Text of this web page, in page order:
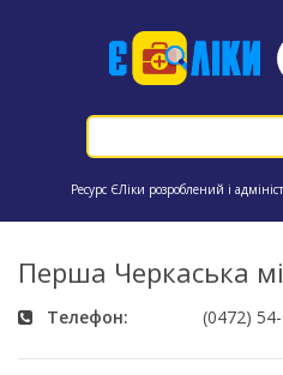
Ресурс ЄЛіки розроблений і
Перша Черкаська
Телефон: (0472)